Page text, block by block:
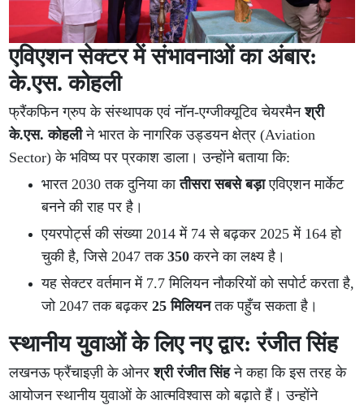
एविएशन सेक्टर में संभावनाओं का अंबार:
के.एस. कोहली
फ्रैंकफिन ग्रुप के संस्थापक एवं नॉन-एग्जीक्यूटिव चेयरमैनश्री
के.एस. कोहलीने भारत के नागरिक उड्डयन क्षेत्र (Aviation
Sector) के भविष्य पर प्रकाश डाला। उन्होंने बताया कि:
भारत 2030 तक दुनिया कातीसरा सबसे बड़ाएविएशन मार्केट
बनने की राह पर है।
एयरपोर्ट्स की संख्या 2014 में 74 से बढ़कर 2025 में 164 हो
चुकी है, जिसे 2047 तक350 करने का लक्ष्य है।
यह सेक्टर वर्तमान में 7.7 मिलियन नौकरियों को सपोर्ट करता है,
जो 2047 तक बढ़कर25 मिलियनतक पहुँच सकता है।
स्थानीय युवाओं के लिए नए द्वार: रंजीत सिंह
लखनऊ फ्रैंचाइज़ी के ओनरश्री रंजीत सिंहने कहा कि इस तरह के
आयोजन स्थानीय युवाओं के आत्मविश्वास को बढ़ाते हैं। उन्होंने